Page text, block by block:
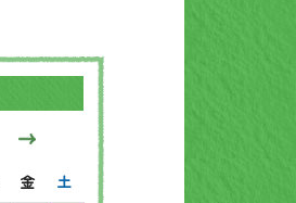
金
土